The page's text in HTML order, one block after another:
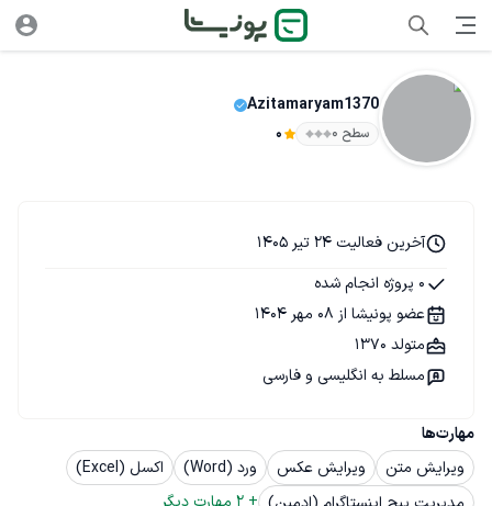
Azitamaryam1370
سطح ۰ 0
مهارت‌ها
ویرایش متن
ویرایش عکس ورد (Word)
اکسل (Excel)
آخرین فعالیت 24 تیر 1405
0 پروژه انجام شده
عضو پونیشا از 08 مهر 1404
متولد 1370
مسلط به انگلیسی و فارسی